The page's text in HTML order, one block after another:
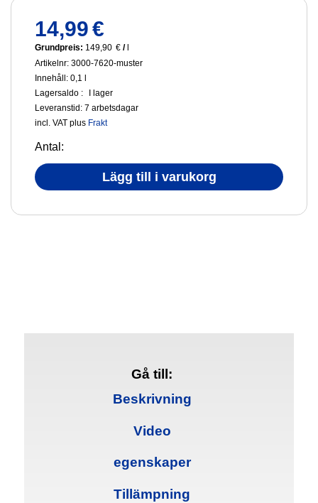
14,99€
Grundpreis: 149,90 € /
Artikelnr: 3000-7620-muster
Innehåll: 0,1
Lagersaldo :
I lager
Leveranstid:7 arbetsdagar
incl. VAT plus Frakt
Antal:
Lägg till i varukorg
Gå till:
Beskrivning
Video
egenskaper
Tillämpning